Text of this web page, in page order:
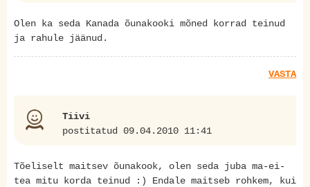
Olen ka seda Kanada õunakooki mõned korrad teinud
ja rahule jäänud.
VASTA
Tiivi
postitatud 09.04.2010 11:41
Tõeliselt maitsev õunakook, olen seda juba ma-ei-
tea mitu korda teinud :) Endale maitseb rohkem, kui